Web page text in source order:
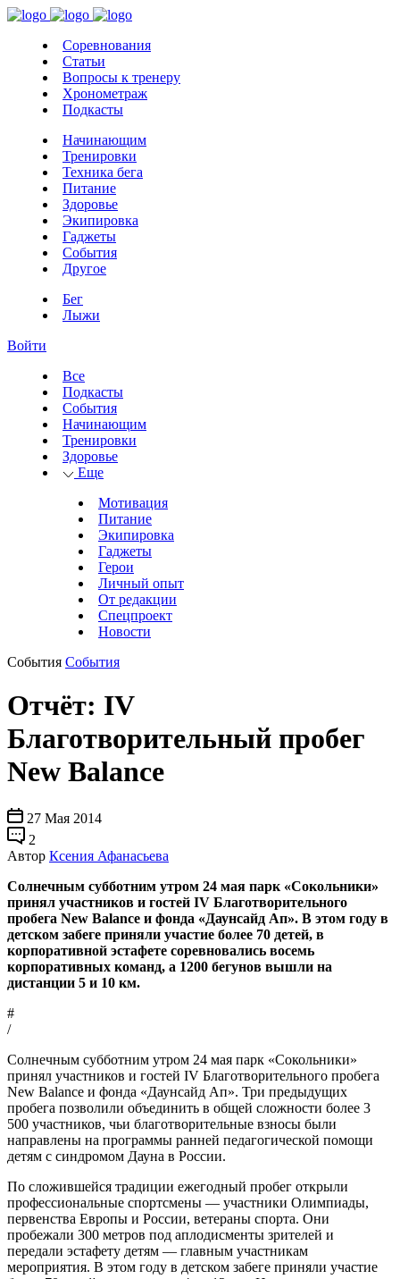
Соревнования
Статьи
Вопросы к тренеру
Хронометраж
Подкасты
Начинающим
Тренировки
Техника бега
Питание
Здоровье
Экипировка
Гаджеты
События
Другое
Бег
Лыжи
Войти
Все
Подкасты
События
Начинающим
Тренировки
Здоровье
Еще
Мотивация
Питание
Экипировка
Гаджеты
Герои
Личный опыт
От редакции
Спецпроект
Новости
События События
Отчёт: IV
Благотворительный пробег
New Balance
27 Мая 2014
2
Автор Ксения Афанасьева
Солнечным субботним утром 24 мая парк «Сокольники»
принял участников и гостей IV Благотворительного
пробега New Balance и фонда «Даунсайд Ап». В этом году в
детском забеге приняли участие более 70 детей, в
корпоративной эстафете соревновались восемь
корпоративных команд, а 1200 бегунов вышли на
дистанции 5 и 10 км.
#
/
Солнечным субботним утром 24 мая парк «Сокольники»
принял участников и гостей IV Благотворительного пробега
New Balance и фонда «Даунсайд Ап». Три предыдущих
пробега позволили объединить в общей сложности более 3
500 участников, чьи благотворительные взносы были
направлены на программы ранней педагогической помощи
детям с синдромом Дауна в России.
По сложившейся традиции ежегодный пробег открыли
профессиональные спортсмены — участники Олимпиады,
первенства Европы и России, ветераны спорта. Они
пробежали 300 метров под аплодисменты зрителей и
передали эстафету детям — главным участникам
мероприятия. В этом году в детском забеге приняли участие